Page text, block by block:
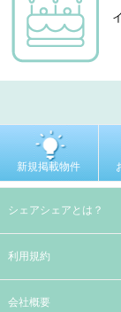
新規掲載物件
シェアシェアとは？
利用規約
会社概要